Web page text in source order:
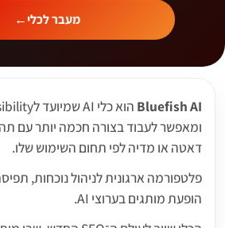
מעבר לכלי←
Bluefish AI
ומאפשר לעבוד בצורה חכמה יותר עם
דאטה או מדיה לפי תחום השימוש שלו.
פלטפורמה ארגונית לניהול נוכחות,
הופעת מותגים בערוצי AI.